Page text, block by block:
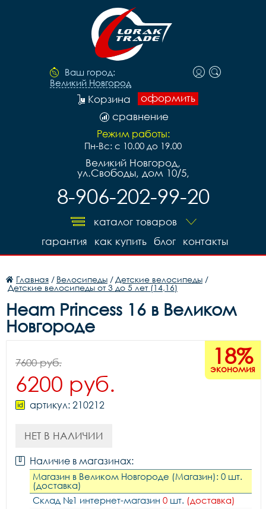
Ваш город:
Великий Новгород
оформить
Корзина
сравнение
Режим работы:
Пн-Вс: с 10.00 до 19.00
Великий Новгород,
ул.Свободы, дом 10/5,
8-906-202-99-20
каталог товаров
контакты
блог
как купить
гарантия
Главная / Велосипеды / Детские велосипеды /
Детские велосипеды от 3 до 5 лет (14,16)
Heam Princess 16 в Великом
Новгороде
18%
экономия
7600 руб.
6200 руб.
артикул: 210212
НЕТ В НАЛИЧИИ
Наличие в магазинах:
Магазин в Великом Новгороде (Магазин): 0 шт.
(доставка)
Склад №1 интернет-магазин 0 шт. (доставка)